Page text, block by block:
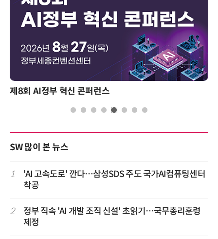
제8회 AI정부 혁신 콘퍼런스
SW 많이 본 뉴스
1
'AI 고속도로' 깐다…삼성SDS 주도 국가AI컴퓨팅센터
착공
2
정부 직속 'AI 개발 조직 신설' 초읽기…국무총리훈령
제정